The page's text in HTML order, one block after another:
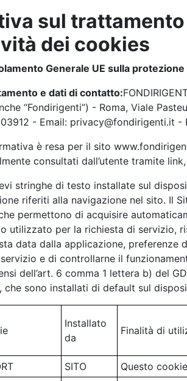
sul
dei cookies
Generale UE sulla
e dati di contatto:
“Fondirigenti”) - Roma, Viale
- Email: privacy@fondirigenti.it -
è resa per il sito
consultati dall’utente tramite
stringhe di testo installate sul
riferiti alla navigazione nel sito. Il
permettono di acquisire
utilizzato per la richiesta di servizio,
data dalla applicazione, preferenze
e di controllarne il
dell’art. 6 comma 1 lettera b) del
che sono installati di default sul
Installato
da
Finalità di
SITO Questo